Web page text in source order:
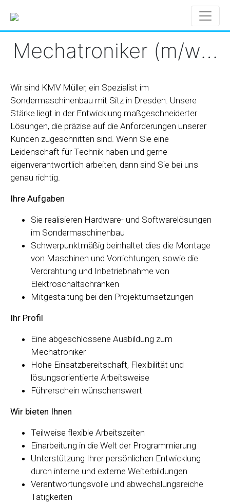
Mechatroniker (m/w/d)
Wir sind KMV Müller, ein Spezialist im
Sondermaschinenbau mit Sitz in Dresden. Unsere
Stärke liegt in der Entwicklung maßgeschneiderter
Lösungen, die präzise auf die Anforderungen unserer
Kunden zugeschnitten sind. Wenn Sie eine
Leidenschaft für Technik haben und gerne
eigenverantwortlich arbeiten, dann sind Sie bei uns
genau richtig.
Ihre Aufgaben
Sie realisieren Hardware- und Softwarelösungen
im Sondermaschinenbau
Schwerpunktmäßig beinhaltet dies die Montage
von Maschinen und Vorrichtungen, sowie die
Verdrahtung und Inbetriebnahme von
Elektroschaltschränken
Mitgestaltung bei den Projektumsetzungen
Ihr Profil
Eine abgeschlossene Ausbildung zum
Mechatroniker
Hohe Einsatzbereitschaft, Flexibilität und
lösungsorientierte Arbeitsweise
Führerschein wünschenswert
Wir bieten Ihnen
Teilweise flexible Arbeitszeiten
Einarbeitung in die Welt der Programmierung
Unterstützung Ihrer persönlichen Entwicklung
durch interne und externe Weiterbildungen
Verantwortungsvolle und abwechslungsreiche
Tätigkeiten